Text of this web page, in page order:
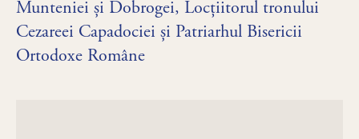
Munteniei și Dobrogei, Locțiitorul tronului
Cezareei Capadociei și Patriarhul Bisericii
Ortodoxe Române